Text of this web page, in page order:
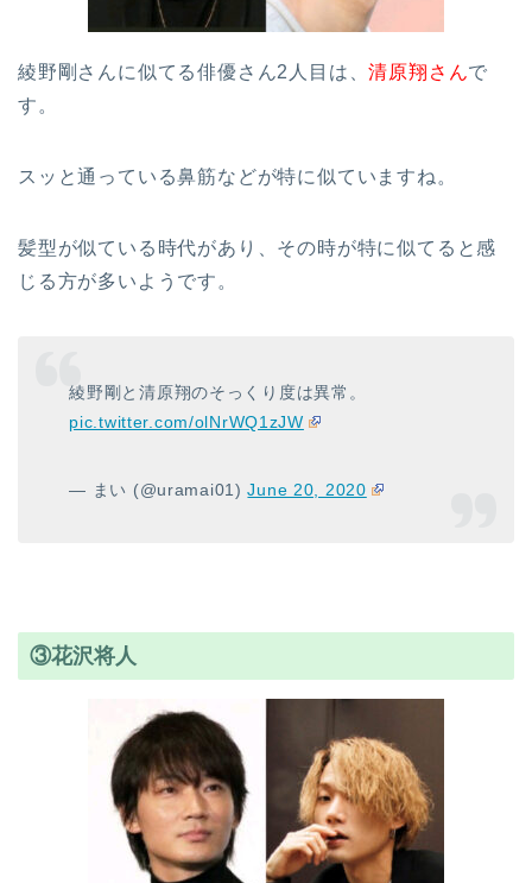
綾野剛さんに似てる俳優さん2人目は、清原翔さんで
す。
スッと通っている鼻筋などが特に似ていますね。
髪型が似ている時代があり、その時が特に似てると感
じる方が多いようです。
綾野剛と清原翔のそっくり度は異常。
pic.twitter.com/olNrWQ1zJW
— まい (@uramai01)June 20, 2020
③花沢将人